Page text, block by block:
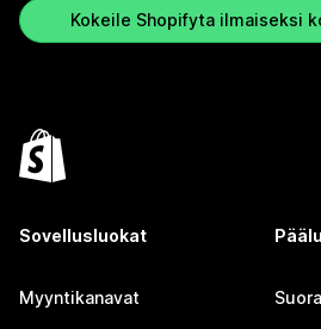
Kokeile Shopifyta ilmaiseksi
Sovellusluokat
Myyntikanavat